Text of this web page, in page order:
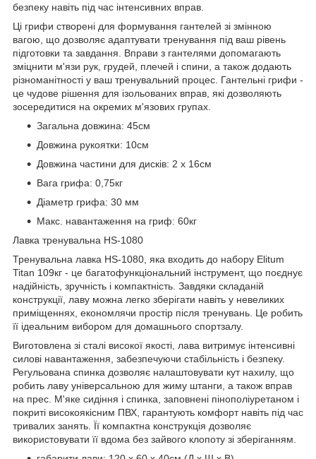
безпеку навіть під час інтенсивних вправ.
Ці грифи створені для формування гантелей зі змінною
вагою, що дозволяє адаптувати тренування під ваш рівень
підготовки та завдання. Вправи з гантелями допомагають
зміцнити м'язи рук, грудей, плечей і спини, а також додають
різноманітності у ваш тренувальний процес. Гантельні грифи -
це чудове рішення для ізольованих вправ, які дозволяють
зосередитися на окремих м'язових групах.
Загальна довжина: 45см
Довжина рукоятки: 10см
Довжина частини для дисків: 2 х 16см
Вага грифа: 0,75кг
Діаметр грифа: 30 мм
Макс. навантаження на гриф: 60кг
Лавка тренувальна HS-1080
Тренувальна лавка HS-1080, яка входить до набору Elitum
Titan 109кг - це багатофункціональний інструмент, що поєднує
надійність, зручність і компактність. Завдяки складаній
конструкції, лаву можна легко зберігати навіть у невеликих
приміщеннях, економлячи простір після тренувань. Це робить
її ідеальним вибором для домашнього спортзалу.
Виготовлена зі сталі високої якості, лава витримує інтенсивні
силові навантаження, забезпечуючи стабільність і безпеку.
Регульована спинка дозволяє налаштовувати кут нахилу, що
робить лаву універсальною для жиму штанги, а також вправ
на прес. М'яке сидіння і спинка, заповнені пінополіуретаном і
покриті високоякісним ПВХ, гарантують комфорт навіть під час
тривалих занять. Її компактна конструкція дозволяє
використовувати її вдома без зайвого клопоту зі зберіганням.